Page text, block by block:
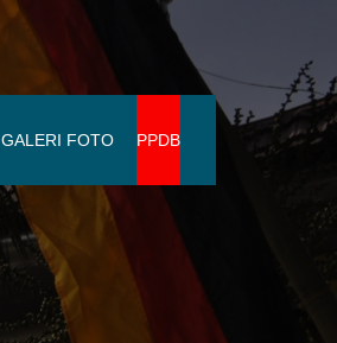
GALERI FOTO PPDB